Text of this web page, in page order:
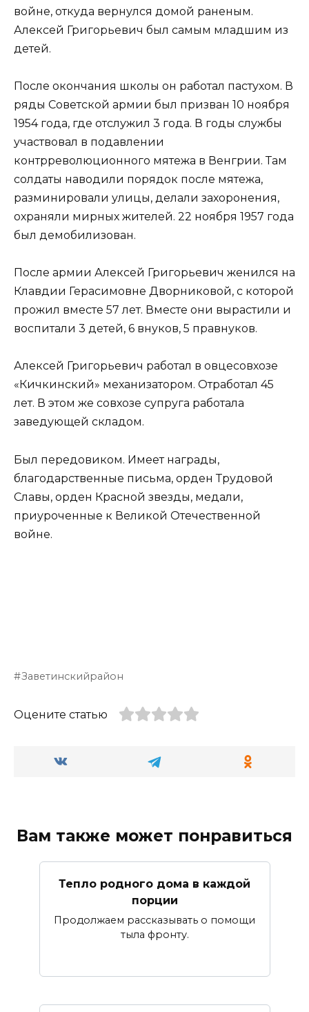
войне, откуда вернулся домой раненым.
Алексей Григорьевич был самым младшим из
детей.
После окончания школы он работал пастухом. В
ряды Советской армии был призван 10 ноября
1954 года, где отслужил 3 года. В годы службы
участвовал в подавлении
контрреволюционного мятежа в Венгрии. Там
солдаты наводили порядок после мятежа,
разминировали улицы, делали захоронения,
охраняли мирных жителей. 22 ноября 1957 года
был демобилизован.
После армии Алексей Григорьевич женился на
Клавдии Герасимовне Дворниковой, с которой
прожил вместе 57 лет. Вместе они вырастили и
воспитали 3 детей, 6 внуков, 5 правнуков.
Алексей Григорьевич работал в овцесовхозе
«Кичкинский» механизатором. Отработал 45
лет. В этом же совхозе супруга работала
заведующей складом.
Был передовиком. Имеет награды,
благодарственные письма, орден Трудовой
Славы, орден Красной звезды, медали,
приуроченные к Великой Отечественной
войне.
Заветинскийрайон
Оцените статью
Вам также может понравиться
Тепло родного дома в каждой
порции
Продолжаем рассказывать о помощи
тыла фронту.